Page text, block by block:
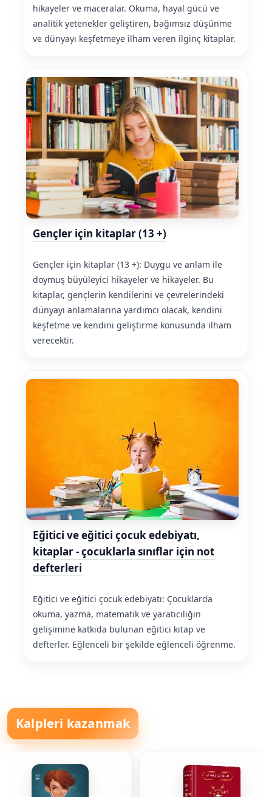
hikayeler ve maceralar. Okuma, hayal gücü ve
analitik yetenekler geliştiren, bağımsız düşünme
ve dünyayı keşfetmeye ilham veren ilginç kitaplar.
Gençler için kitaplar (13 +)
Gençler için kitaplar (13 +): Duygu ve anlam ile
doymuş büyüleyici hikayeler ve hikayeler. Bu
kitaplar, gençlerin kendilerini ve çevrelerindeki
dünyayı anlamalarına yardımcı olacak, kendini
keşfetme ve kendini geliştirme konusunda ilham
verecektir.
Eğitici ve eğitici çocuk edebiyatı,
kitaplar - çocuklarla sınıflar için not
defterleri
Eğitici ve eğitici çocuk edebiyatı: Çocuklarda
okuma, yazma, matematik ve yaratıcılığın
gelişimine katkıda bulunan eğitici kitap ve
defterler. Eğlenceli bir şekilde eğlenceli öğrenme.
Kalpleri kazanmak